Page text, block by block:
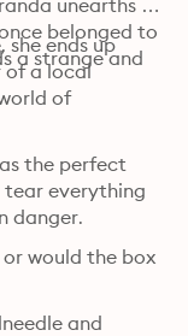
unearths a
belonged to
a strange and
she ends up
of a local
of
the perfect
everything
danger.
would the box
and